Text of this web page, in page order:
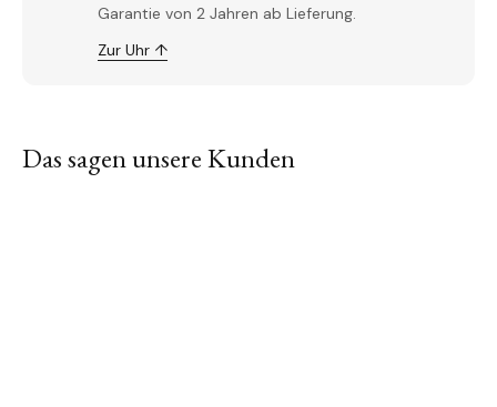
Garantie von 2 Jahren ab Lieferung.
Zur Uhr ↑
Das sagen unsere Kunden